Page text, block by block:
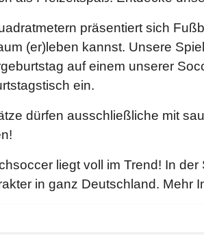
präsentiert sich
(er)leben kannst. Unsere
auf einem unserer
ein.
dürfen ausschließliche mit
liegt voll im Trend! In
in ganz Deutschland. Mehr